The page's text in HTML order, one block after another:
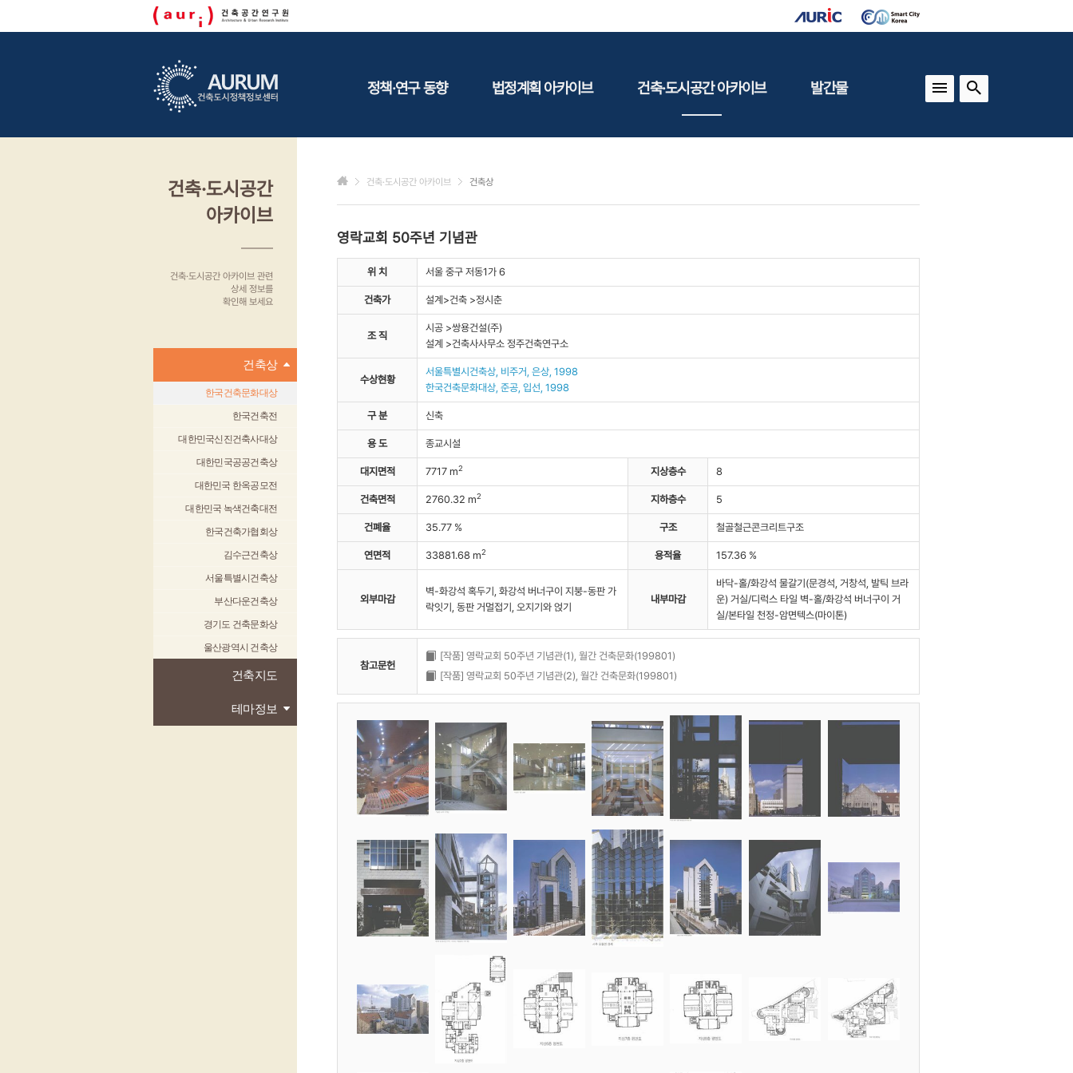
정책·연구 동향
연구동향
법정계획 아카이브
관광
산림/농림/수산
사회복지
자료실
건축·도시공간 아카이브 발간물
건축도시연구
건축·도시공간
아카이브
건축·도시공간 아카이브 관련
상세 정보를
확인해 보세요
건축상
한국건축문화대상
한국건축전
대한민국신진건축사대상
대한민국공공건축상
대한민국 한옥공모전
대한민국 녹색건축대전
한국건축가협회상
김수근건축상
서울특별시건축상
부산다운건축상
경기도 건축문화상
울산광역시 건축상
건축지도
테마정보
건축·도시공간 아카이브 건축상
영락교회 50주년 기념관
위 치 서울 중구 저동1가 6
건축가 설계>건축 >정시춘
조 직
시공 >쌍용건설(주)
설계 >건축사사무소 정주건축연구소
수상현황
서울특별시건축상, 비주거, 은상, 1998
한국건축문화대상, 준공, 입선, 1998
구 분 신축
용 도 종교시설
대지면적 7717 m2 지상층수 8
건축면적 2760.32 m2 지하층수 5
건폐율 35.77 % 구조 철골철근콘크리트구조
연면적 33881.68 m2 용적율 157.36 %
외부마감
벽-화강석 혹두기, 화강석 버너구이 지붕-동판 가
락잇기, 동판 거멀접기, 오지기와 얹기
내부마감
바닥-홀/화강석 물갈기(문경석, 거창석, 발틱 브라
운) 거실/디럭스 타일 벽-홀/화강석 버너구이 거
실/본타일 천정-암면텍스(마이톤)
참고문헌
[작품] 영락교회 50주년 기념관(1), 월간 건축문화(199801)
[작품] 영락교회 50주년 기념관(2), 월간 건축문화(199801)